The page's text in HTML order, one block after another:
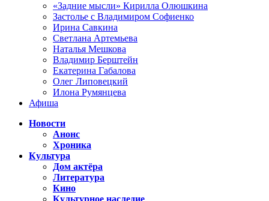
«Задние мысли» Кирилла Олюшкина
Застолье с Владимиром Софиенко
Ирина Савкина
Светлана Артемьева
Наталья Мешкова
Владимир Берштейн
Екатерина Габалова
Олег Липовецкий
Илона Румянцева
Афиша
Новости
Анонс
Хроника
Культура
Дом актёра
Литература
Кино